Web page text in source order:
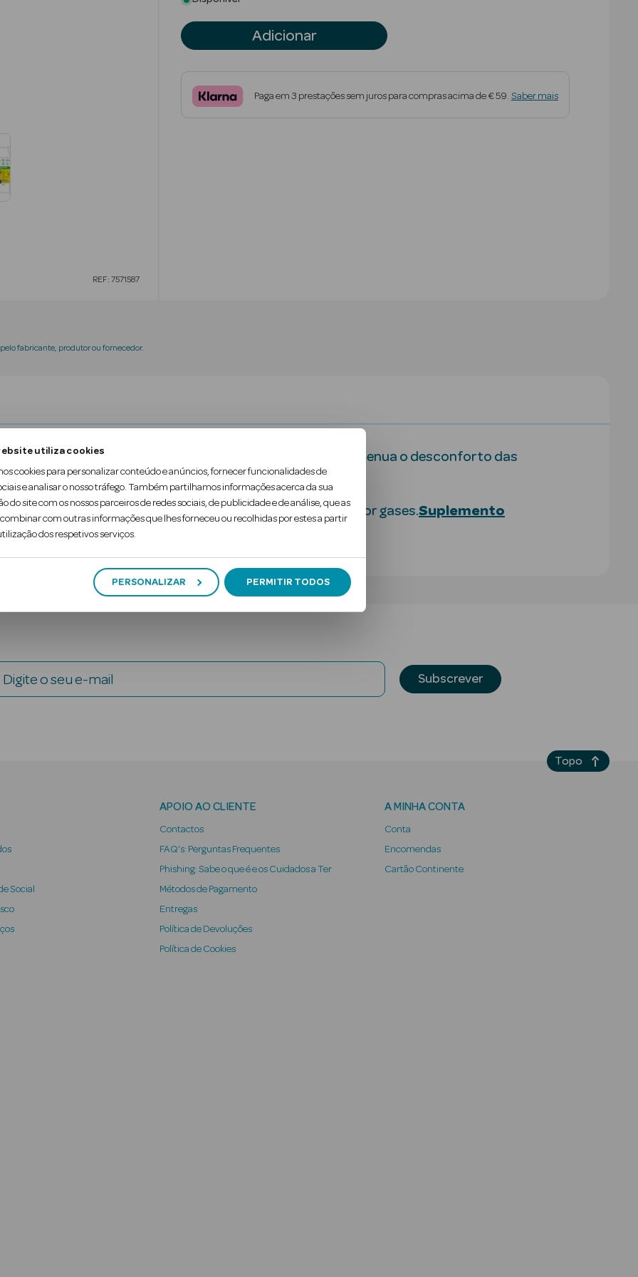
utiliza cookies
cookies para personalizar conteúdo e anúncios, fornecer funcionalidades de
e analisar o nosso tráfego. Também partilhamos informações acerca da sua
do site com os nossos parceiros de redes sociais, de publicidade e de análise, que as
com outras informações que lhes forneceu ou recolhidas por estes a partir
dos respetivos serviços.
PERSONALIZAR PERMITIR TODOS
REF: 7571587
Adicionar
Paga em 3 prestações sem juros para compras acima de € 59. Saber mais
fabricante, produtor ou fornecedor.
alimentar em comprimidos mastigáveis que atenua o desconforto das
inchaço.
e extrato de funcho, ajuda a reduzir o inchaço causado por gases.Suplemento
Digite o seu e-mail Subscrever
Social
APOIO AO CLIENTE
Contactos
FAQ's: Perguntas Frequentes
Phishing: Sabe o que é e os Cuidados a Ter
Métodos de Pagamento
Entregas
Política de Devoluções
Política de Cookies
A MINHA CONTA
Conta
Encomendas
Cartão Continente
Topo